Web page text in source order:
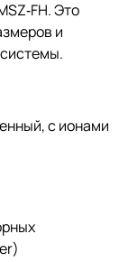
Это
и
с ионами